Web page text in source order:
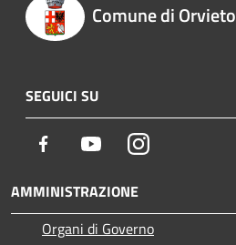
Comune di Orvieto
SEGUICI SU
Facebook YoutubeInstagram
AMMINISTRAZIONE
Organi di Governo